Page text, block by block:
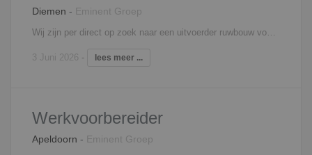
Diemen - Eminent Groep
3 Juni 2026 - lees meer ...
Werkvoorbereider
Apeldoorn - Eminent Groep